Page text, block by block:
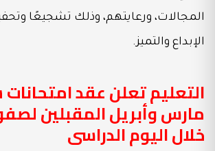
المجالات، ورعايتهم، وذلك تشجيعًا
الإبداع والتميز.
التعليم تعلن عقد
مارس وأبريل المقبلين
خلال اليوم الدراسى